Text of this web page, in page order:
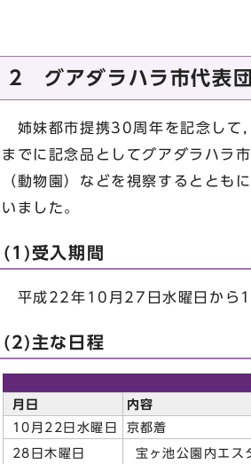
2 グアダラハラ市代表
姉妹都市提携30周年を記念して
までに記念品としてグアダラハラ
（動物園）などを視察するととも
いました。
(1)受入期間
平成22年10月27日水曜日から
(2)主な日程
月日
内容
10月22日水曜日
京都着
28日木曜日
宝ヶ池公園内エス